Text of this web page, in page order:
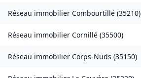
Réseau immobilier Combourtillé (35210)
Réseau immobilier Cornillé (35500)
Réseau immobilier Corps-Nuds (35150)